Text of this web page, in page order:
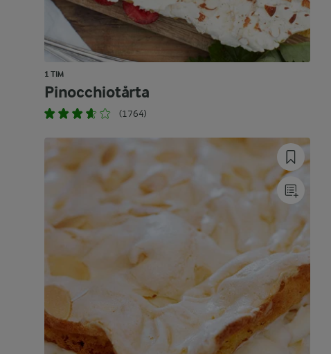
1 TIM
Pinocchiotårta
(1764)